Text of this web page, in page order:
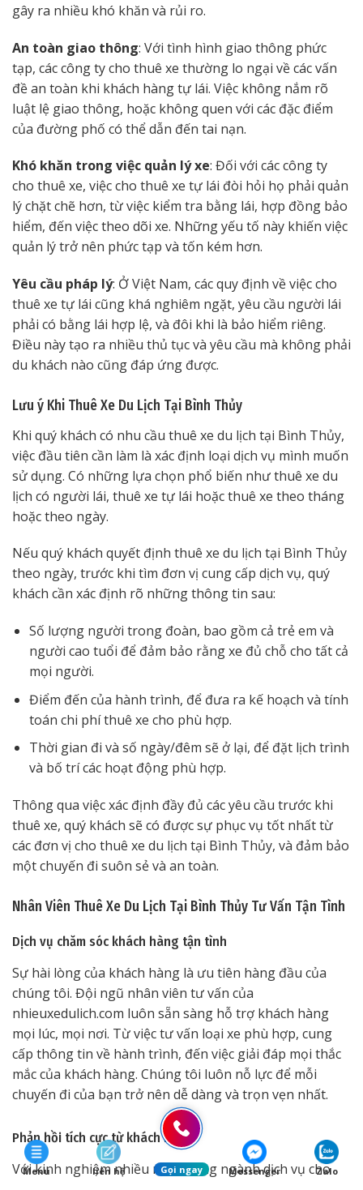
gây ra nhiều khó khăn và rủi ro.
An toàn giao thông: Với tình hình giao thông phức
tạp, các công ty cho thuê xe thường lo ngại về các vấn
đề an toàn khi khách hàng tự lái. Việc không nắm rõ
luật lệ giao thông, hoặc không quen với các đặc điểm
của đường phố có thể dẫn đến tai nạn.
Khó khăn trong việc quản lý xe: Đối với các công ty
cho thuê xe, việc cho thuê xe tự lái đòi hỏi họ phải quản
lý chặt chẽ hơn, từ việc kiểm tra bằng lái, hợp đồng bảo
hiểm, đến việc theo dõi xe. Những yếu tố này khiến việc
quản lý trở nên phức tạp và tốn kém hơn.
Yêu cầu pháp lý: Ở Việt Nam, các quy định về việc cho
thuê xe tự lái cũng khá nghiêm ngặt, yêu cầu người lái
phải có bằng lái hợp lệ, và đôi khi là bảo hiểm riêng.
Điều này tạo ra nhiều thủ tục và yêu cầu mà không phải
du khách nào cũng đáp ứng được.
Lưu ý Khi Thuê Xe Du Lịch Tại Bình Thủy
Khi quý khách có nhu cầu thuê xe du lịch tại Bình Thủy,
việc đầu tiên cần làm là xác định loại dịch vụ mình muốn
sử dụng. Có những lựa chọn phổ biến như thuê xe du
lịch có người lái, thuê xe tự lái hoặc thuê xe theo tháng
hoặc theo ngày.
Nếu quý khách quyết định thuê xe du lịch tại Bình Thủy
theo ngày, trước khi tìm đơn vị cung cấp dịch vụ, quý
khách cần xác định rõ những thông tin sau:
Số lượng người trong đoàn, bao gồm cả trẻ em và
người cao tuổi để đảm bảo rằng xe đủ chỗ cho tất cả
mọi người.
Điểm đến của hành trình, để đưa ra kế hoạch và tính
toán chi phí thuê xe cho phù hợp.
Thời gian đi và số ngày/đêm sẽ ở lại, để đặt lịch trình
và bố trí các hoạt động phù hợp.
Thông qua việc xác định đầy đủ các yêu cầu trước khi
thuê xe, quý khách sẽ có được sự phục vụ tốt nhất từ
các đơn vị cho thuê xe du lịch tại Bình Thủy, và đảm bảo
một chuyến đi suôn sẻ và an toàn.
Nhân Viên Thuê Xe Du Lịch Tại Bình Thủy Tư Vấn Tận Tình
Dịch vụ chăm sóc khách hàng tận tình
Sự hài lòng của khách hàng là ưu tiên hàng đầu của
chúng tôi. Đội ngũ nhân viên tư vấn của
nhieuxedulich.com luôn sẵn sàng hỗ trợ khách hàng
mọi lúc, mọi nơi. Từ việc tư vấn loại xe phù hợp, cung
cấp thông tin về hành trình, đến việc giải đáp mọi thắc
mắc của khách hàng. Chúng tôi luôn nỗ lực để mỗi
chuyến đi của bạn trở nên dễ dàng và trọn vẹn nhất.
Phản hồi tích cực từ khách hàng
Với kinh nghiệm nhiều năm trong ngành dịch vụ cho
Menu liên hệ Gọi ngay Messenger Zalo